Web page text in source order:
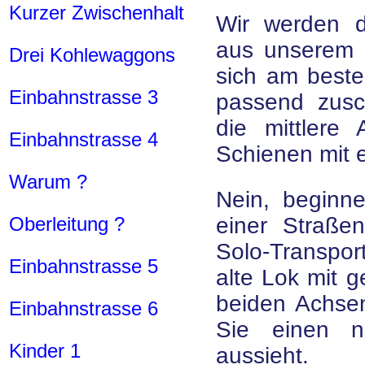
Kurzer Zwischenhalt
Drei Kohlewaggons
Einbahnstrasse 3
Einbahnstrasse 4
Warum ?
Oberleitung ?
Einbahnstrasse 5
Einbahnstrasse 6
Kinder 1
Wir werden
aus unserem
sich am
passend
die mittlere
Schienen mit
Nein,
einer
Solo-
alte Lok mit
beiden
Sie einen
aussieht.